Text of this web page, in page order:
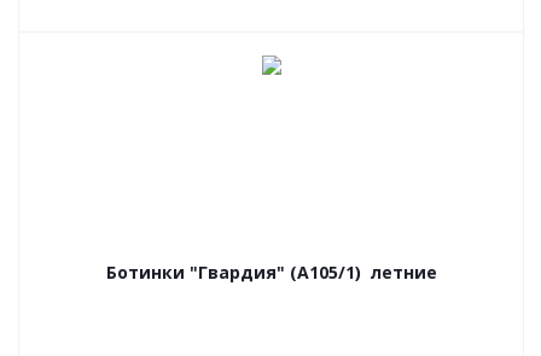
Ботинки "Гвардия" (А105/1) летние